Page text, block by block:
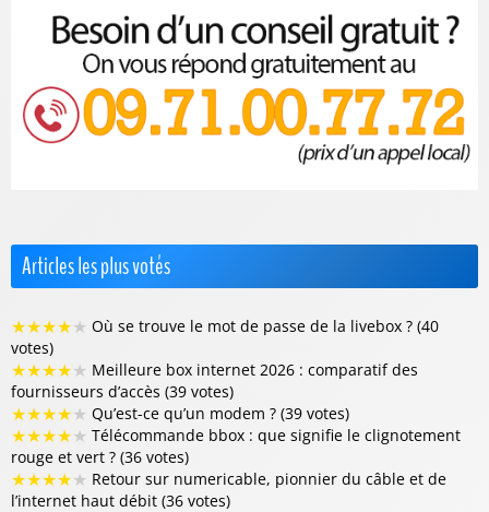
Articles les plus votés
★★★★★ Où se trouve le mot de passe de la livebox ? (40
votes)
★★★★★ Meilleure box internet 2026 : comparatif des
fournisseurs d’accès (39 votes)
★★★★★ Qu’est-ce qu’un modem ? (39 votes)
★★★★★ Télécommande bbox : que signifie le clignotement
rouge et vert ? (36 votes)
★★★★★ Retour sur numericable, pionnier du câble et de
l’internet haut débit (36 votes)